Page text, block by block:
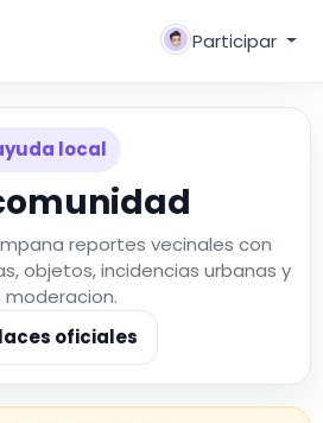
Participar
local
reportes vecinales con
objetos, incidencias urbanas y
moderacion.
oficiales